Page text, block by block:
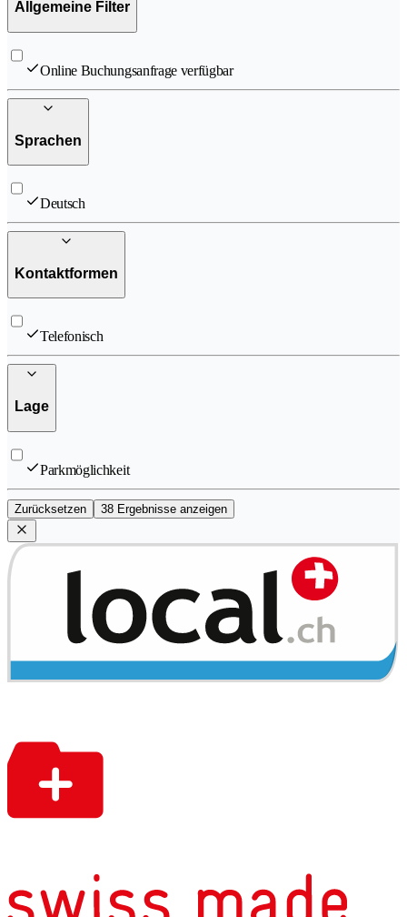
Allgemeine Filter
Online Buchungsanfrage verfügbar
Sprachen
Deutsch
Kontaktformen
Telefonisch
Lage
Parkmöglichkeit
Zurücksetzen 38 Ergebnisse anzeigen